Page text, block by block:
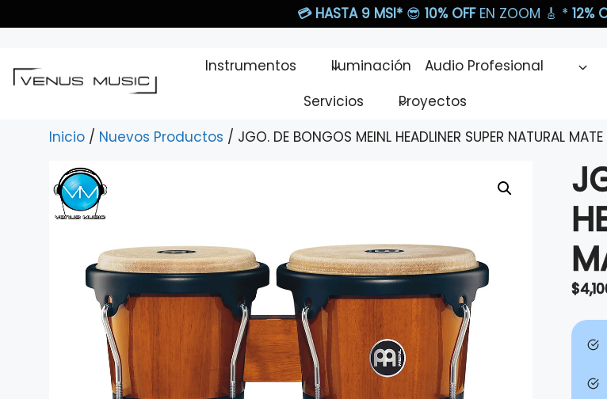
al
💳 HASTA 9 MSI* 😎 10% OFF EN ZOOM 🎸​ * 12%
Instrumentos Iluminación
Audio Profesional
Servicios
Proyectos
Inicio / Nuevos Productos / JGO. DE BONGOS MEINL HEADLINER SUPER NATURAL
$